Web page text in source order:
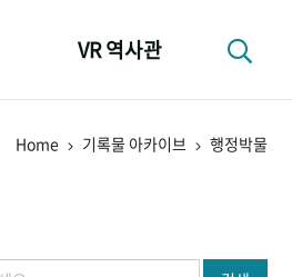
VR 역사관
Home 기록물 아카이브 행정박물